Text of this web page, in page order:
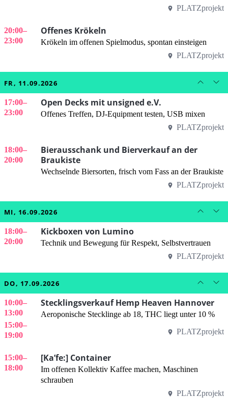
PLATZprojekt
20:00–
23:00
Offenes Krökeln
Krökeln im offenen Spielmodus, spontan einsteigen
PLATZprojekt
FR, 11.09.2026
17:00–
23:00
Open Decks mit unsigned e.V.
Offenes Treffen, DJ-Equipment testen, USB mixen
PLATZprojekt
18:00–
20:00
Bierausschank und Bierverkauf an der
Braukiste
Wechselnde Biersorten, frisch vom Fass an der Braukiste
PLATZprojekt
MI, 16.09.2026
18:00–
20:00
Kickboxen von Lumino
Technik und Bewegung für Respekt, Selbstvertrauen
PLATZprojekt
DO, 17.09.2026
10:00–
13:00
15:00–
19:00
Stecklingsverkauf Hemp Heaven Hannover
Aeroponische Stecklinge ab 18, THC liegt unter 10 %
PLATZprojekt
15:00–
18:00
[Ka’fe:] Container
Im offenen Kollektiv Kaffee machen, Maschinen
schrauben
PLATZprojekt